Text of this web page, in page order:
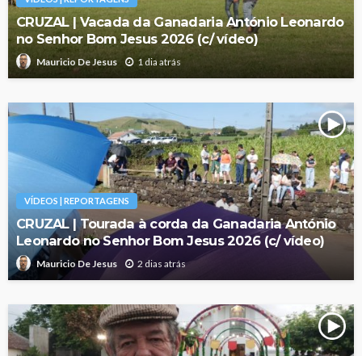
CRUZAL | Vacada da Ganadaria António Leonardo
no Senhor Bom Jesus 2026 (c/ vídeo)
Mauricio De Jesus 1 dia atrás
VÍDEOS | REPORTAGENS
CRUZAL | Tourada à corda da Ganadaria António
Leonardo no Senhor Bom Jesus 2026 (c/ vídeo)
Mauricio De Jesus 2 dias atrás